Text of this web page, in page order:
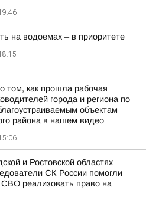
на водоемах – в приоритете
том, как прошла рабочая
города и региона по
объектам
района в нашем видео
и Ростовской областях
СК России помогли
СВО реализовать право на